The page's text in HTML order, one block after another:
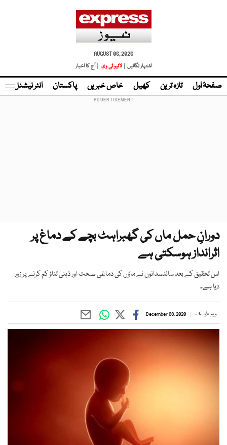
AUGUST 06, 2026
اشتہار لگائیں |
لائیو ٹی وی | آج کا اخبار
صفحۂ اول تازہ ترین کھیل خاص خبریں پاکستان انٹر نیشنل
دورانِ حمل ماں کی گھبراہٹ بچے کے دماغ پر
اثرانداز ہوسکتی ہے
اس تحقیق کے بعد سائنسدانوں نے ماؤں کی دماغی صحت اور ذہنی تناؤ کم کرنے پر زور
دیا ہے۔
ویب ڈیسک December 08, 2020